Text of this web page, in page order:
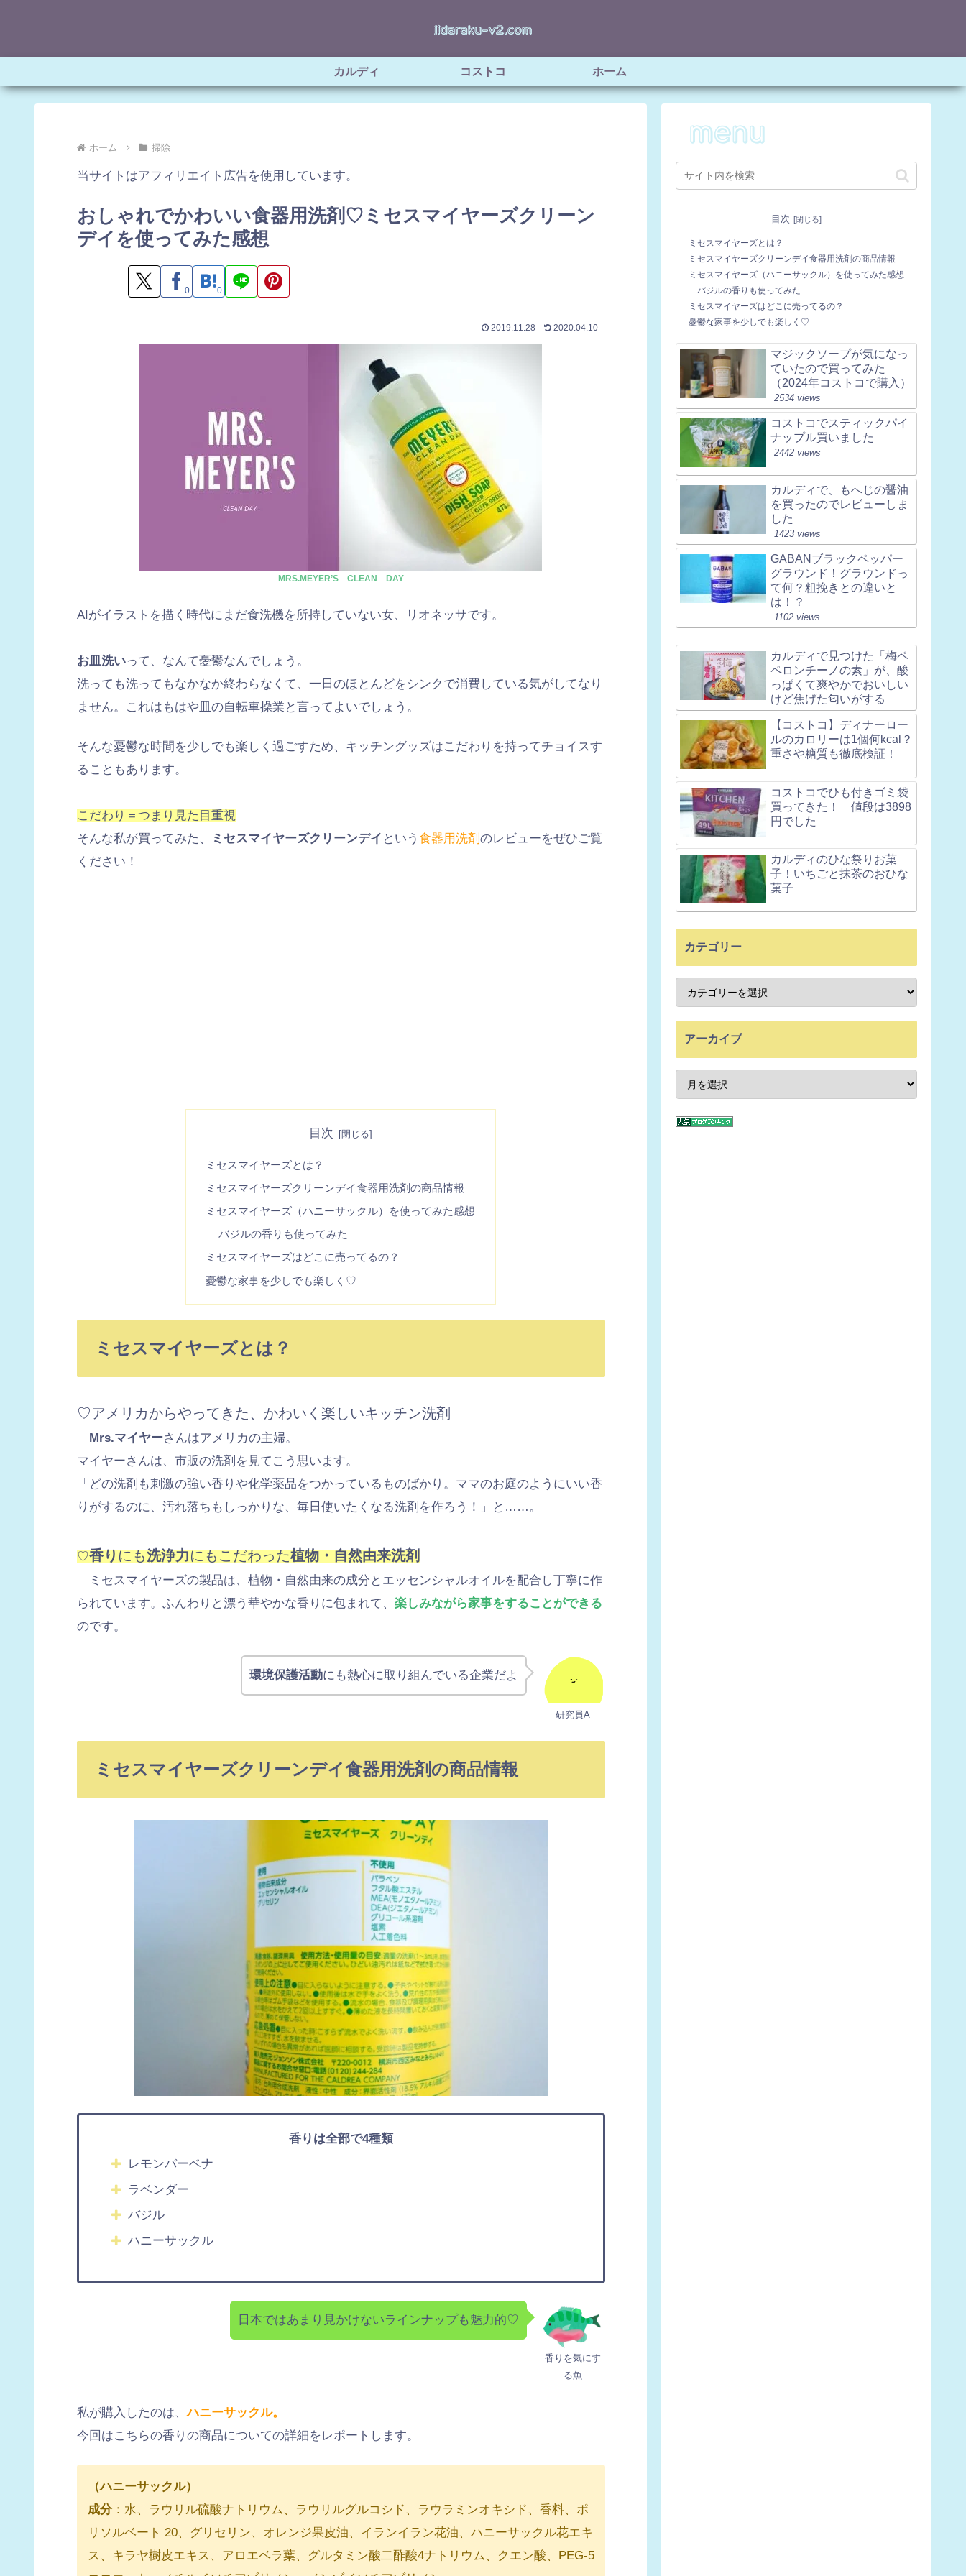
カルディ コストコ ホーム
ホーム 掃除
当サイトはアフィリエイト広告を使用しています。
おしゃれでかわいい食器用洗剤♡ミセスマイヤーズクリーン
デイを使ってみた感想
0 0
2019.11.28 2020.04.10
MRS.MEYER’S CLEAN DAY
AIがイラストを描く時代にまだ食洗機を所持していない女、リオネッサです。
お皿洗いって、なんて憂鬱なんでしょう。
洗っても洗ってもなかなか終わらなくて、一日のほとんどをシンクで消費している気がしてなり
ません。これはもはや皿の自転車操業と言ってよいでしょう。
そんな憂鬱な時間を少しでも楽しく過ごすため、キッチングッズはこだわりを持ってチョイスす
ることもあります。
こだわり＝つまり見た目重視
そんな私が買ってみた、
ミセスマイヤーズクリーンデイ という 食器用洗剤 のレビューをぜひご覧
ください！
目次
ミセスマイヤーズとは？
ミセスマイヤーズクリーンデイ食器用洗剤の商品情報
ミセスマイヤーズ（ハニーサックル）を使ってみた感想
バジルの香りも使ってみた
ミセスマイヤーズはどこに売ってるの？
憂鬱な家事を少しでも楽しく♡
ミセスマイヤーズとは？
♡アメリカからやってきた、かわいく楽しいキッチン洗剤
Mrs.マイヤーさんはアメリカの主婦。
マイヤーさんは、市販の洗剤を見てこう思います。
「どの洗剤も刺激の強い香りや化学薬品をつかっているものばかり。ママのお庭のようにいい香
りがするのに、汚れ落ちもしっかりな、毎日使いたくなる洗剤を作ろう！」と……。
♡香り にも洗浄力にもこだわった植物・自然由来洗剤
ミセスマイヤーズの製品は、植物・自然由来の成分とエッセンシャルオイルを配合し丁寧に作
られています。ふんわりと漂う華やかな香りに包まれて、 楽しみながら家事をすることができる
のです。
研究員A
環境保護活動にも熱心に取り組んでいる企業だよ
ミセスマイヤーズクリーンデイ食器用洗剤の商品情報
香りは全部で4種類
レモンバーベナ
ラベンダー
バジル
ハニーサックル
香りを気にす
る魚
日本ではあまり見かけないラインナップも魅力的♡
私が購入したのは、ハニーサックル。
今回はこちらの香りの商品についての詳細をレポートします。
（ハニーサックル）
成分：水、ラウリル硫酸ナトリウム、ラウリルグルコシド、ラウラミンオキシド、香料、ポ
リソルベート 20、グリセリン、オレンジ果皮油、イランイラン花油、ハニーサックル花エキ
ス、キラヤ樹皮エキス、アロエベラ葉、グルタミン酸二酢酸4ナトリウム、クエン酸、PEG-5
目次
ミセスマイヤーズとは？
ミセスマイヤーズクリーンデイ食器用洗剤の商品情報
ミセスマイヤーズ（ハニーサックル）を使ってみた感想
バジルの香りも使ってみた
ミセスマイヤーズはどこに売ってるの？
憂鬱な家事を少しでも楽しく♡
マジックソープが気になっ
ていたので買ってみた
（2024年コストコで購入）
2534 views
コストコでスティックパイ
ナップル買いました
2442 views
カルディで、もへじの醤油
を買ったのでレビューしま
した
1423 views
GABANブラックペッパー
グラウンド！グラウンドっ
て何？粗挽きとの違いと
は！？
1102 views
カルディで見つけた「梅ペ
ペロンチーノの素」が、酸
っぱくて爽やかでおいしい
けど焦げた匂いがする
【コストコ】ディナーロー
ルのカロリーは1個何kcal？
重さや糖質も徹底検証！
コストコでひも付きゴミ袋
買ってきた！ 値段は3898
円でした
カルディのひな祭りお菓
子！いちごと抹茶のおひな
菓子
カテゴリー
アーカイブ